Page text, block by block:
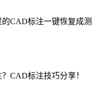
CAD标注一键恢复成测
CAD标注技巧分享！